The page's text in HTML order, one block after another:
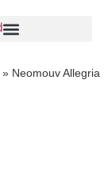
» Neomouv Allegria